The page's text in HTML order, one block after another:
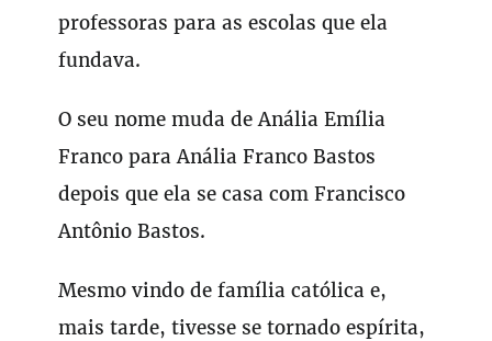
professoras para as escolas que ela
fundava.
O seu nome muda de Anália Emília
Franco para Anália Franco Bastos
depois que ela se casa com Francisco
Antônio Bastos.
Mesmo vindo de família católica e,
mais tarde, tivesse se tornado espírita,